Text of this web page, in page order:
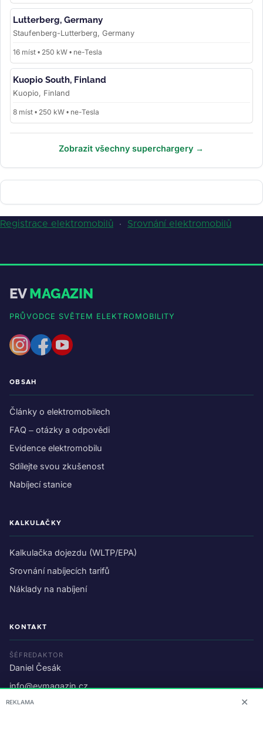
Lutterberg, Germany
Staufenberg-Lutterberg, Germany
16 míst • 250 kW • ne-Tesla
Kuopio South, Finland
Kuopio, Finland
8 míst • 250 kW • ne-Tesla
Zobrazit všechny superchargery →
Registrace elektromobilů · Srovnání elektromobilů
EVMAGAZIN
PRŮVODCE SVĚTEM ELEKTROMOBILITY
OBSAH
Články o elektromobilech
FAQ – otázky a odpovědi
Evidence elektromobilu
Sdílejte svou zkušenost
Nabíjecí stanice
KALKULAČKY
Kalkulačka dojezdu (WLTP/EPA)
Srovnání nabíjecích tarifů
Náklady na nabíjení
KONTAKT
ŠÉFREDAKTOR
Daniel Česák
info@evmagazin.cz
O nás
REKLAMA ✕